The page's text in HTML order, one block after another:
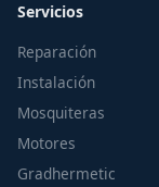
Servicios
Reparación
Instalación
Mosquiteras
Motores
Gradhermetic